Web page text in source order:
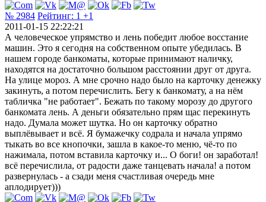
№ 2984 Рейтинг: 1 +1
2011-01-15 22:22:21
А человеческое упрямство и лень победит любое восстание
машин. Это я сегодня на собственном опыте убедилась. В
нашем городе банкоматы, которые принимают наличку,
находятся на достаточно большом расстоянии друг от друга.
На улице мороз. А мне срочно надо было на карточку денежку
закинуть, а потом перечислить. Бегу к банкомату, а на нём
табличка "не работает". Бежать по такому морозу до другого
банкомата лень. А деньги обязательно прям щас перекинуть
надо. Думала может шутка. Но он карточку обратно
выплёвывает и всё. Я бумажечку содрала и начала упрямо
тыкать во все кнопочки, зашла в какое-то меню, чё-то по
нажимала, потом вставила карточку и... О боги! он заработал!
всё перечислила, от радости даже танцевать начала! а потом
развернулась - а сзади меня счастливая очередь мне
аплодирует)))